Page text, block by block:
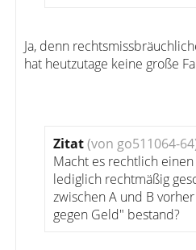
Ja, denn
hat heutzutage keine große
Zitat(von go511064-
Macht es rechtlich
lediglich rechtmäßig
zwischen A und B
gegen Geld" bestand?